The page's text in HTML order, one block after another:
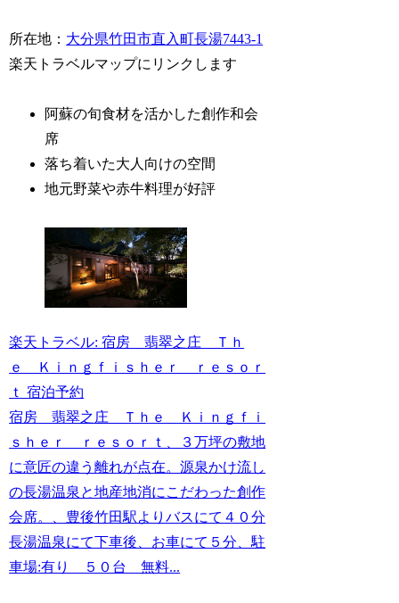
所在地： 大分県竹田市直入町長湯7443-1
楽天トラベルマップにリンクします
阿蘇の旬食材を活かした創作和会
席
落ち着いた大人向けの空間
地元野菜や赤牛料理が好評
楽天トラベル: 宿房 翡翠之庄 Ｔｈ
ｅ Ｋｉｎｇｆｉｓｈｅｒ ｒｅｓｏｒ
ｔ 宿泊予約
宿房 翡翠之庄 Ｔｈｅ Ｋｉｎｇｆｉ
ｓｈｅｒ ｒｅｓｏｒｔ、３万坪の敷地
に意匠の違う離れが点在。源泉かけ流し
の長湯温泉と地産地消にこだわった創作
会席。、豊後竹田駅よりバスにて４０分
長湯温泉にて下車後、お車にて５分、駐
車場:有り ５０台 無料...